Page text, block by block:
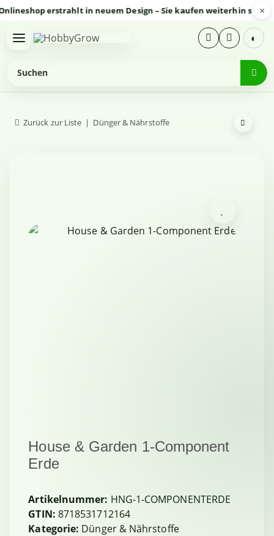
erstrahlt in neuem Design – Sie kaufen weiterhin sicher ×
◐
Zurück zur Liste Dünger & Nährstoffe
House & Garden 1-Component
Erde
Artikelnummer: HNG-1-COMPONENTERDE
GTIN: 8718531712164
Kategorie: Dünger & Nährstoffe